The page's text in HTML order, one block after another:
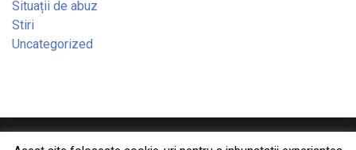
Situații de abuz
Stiri
Uncategorized